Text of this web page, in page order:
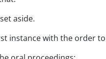
aside.
instance with the order